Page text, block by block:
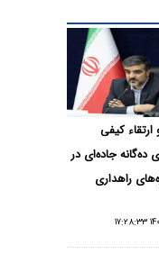
کیفی
ده‌گانه جاده‌ای در
راهداری